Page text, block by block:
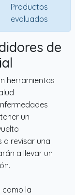
Productos
evaluados
de
herramientas
un
a revisar una
a llevar un
como la